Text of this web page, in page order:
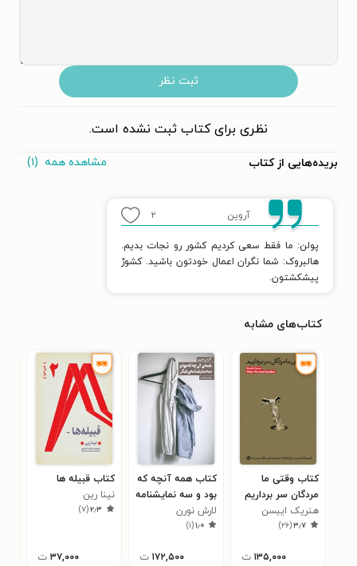
ثبت نظر
نظری برای کتاب ثبت نشده است.
بریده‌هایی از کتاب مشاهده همه (۱)
آروین ۲
پولن: ما فقط سعی کردیم کشور رو نجات بدیم.
هالبروک: شما نگران اعمال خودتون باشید. کشورْ
پیشکشتون.
کتاب‌های مشابه
کتاب وقتی ما
مردگان سر برداریم
هنریک ایبسن
۳٫۷(۲۶)
۱۳۵,۰۰۰ ت
کتاب همه آنچه که
بود و سه نمایشنامه
دیگر
لارش نورن
۱٫۰(۱)
۱۷۲,۵۰۰ ت
کتاب قبیله ها
نینا رین
۲٫۳(۷)
۳۷,۰۰۰ ت